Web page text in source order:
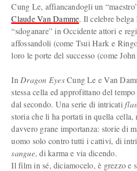
Cung Le, affiancandogli un
Claude Van Damme. Il celebre belga
“sdoganare” in Occidente attori e
affossandoli (come Tsui Hark e
loro le porte del successo (come
In Dragon EyesCung Le e Van
stessa cella ed approfittano del
dal secondo. Una serie di intricati
storia che li ha portati in quella cella,
davvero grane importanza: storie di
uomo solo contro tutti i cattivi, di
sangue, di karma e via dicendo.
Il film in sé, diciamocelo, è grezzo e